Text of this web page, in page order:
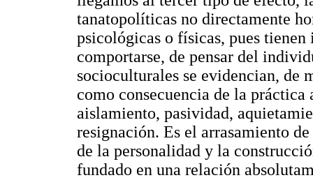
tanatopolíticas no directamente
psicológicas o físicas, pues
comportarse, de pensar del
socioculturales se evidencian, de
como consecuencia de la práctica
aislamiento, pasividad,
resignación. Es el arrasamiento
de la personalidad y la
fundado en una relación